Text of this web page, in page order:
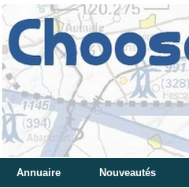
Annuaire Nouveautés